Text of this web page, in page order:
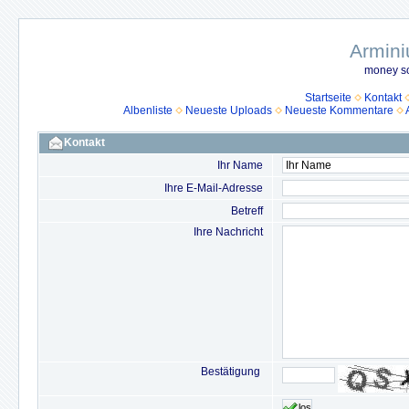
money
Startseite
Kontakt
Albenliste
Neueste Uploads Neueste Kommentare
Kontakt
Ihr Name
Ihre E-Mail-Adresse
Betreff
Ihre Nachricht
Bestätigung